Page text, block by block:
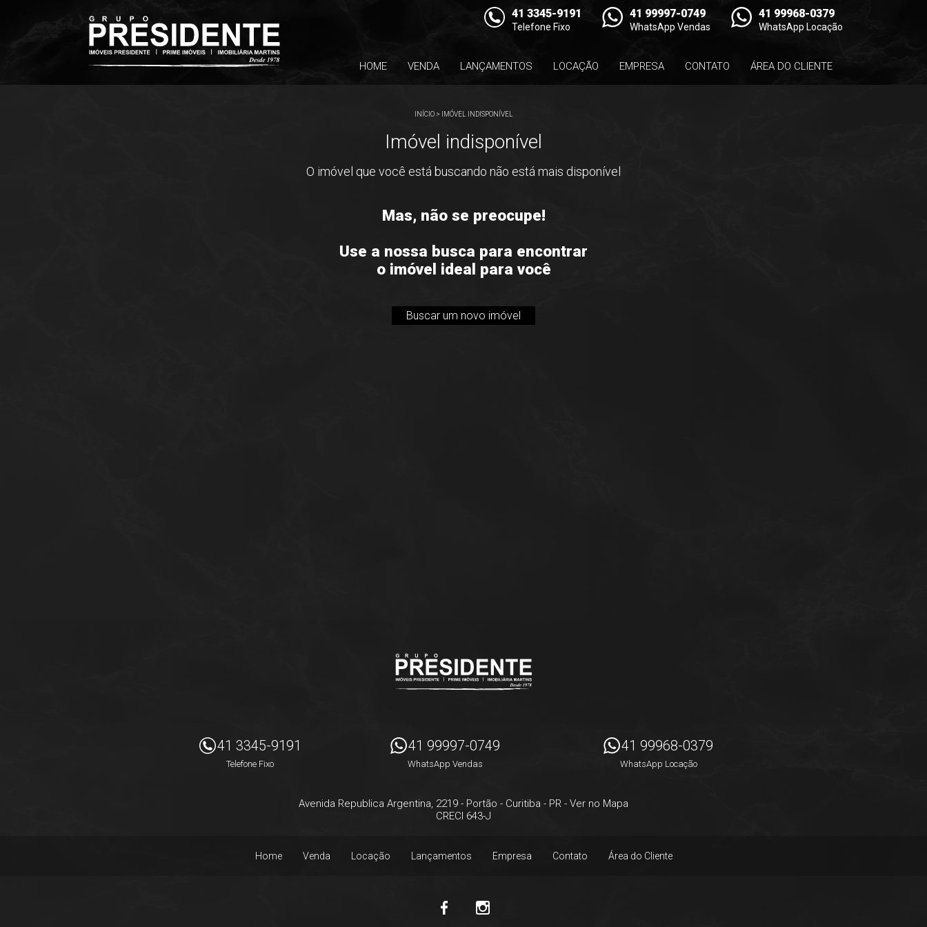
41 3345-9191
Telefone Fixo
41 99997-0749
WhatsApp Vendas
41 99968-0379
WhatsApp Locação
HOME VENDA LANÇAMENTOS LOCAÇÃO EMPRESA CONTATO ÁREA DO CLIENTE
INÍCIO> IMÓVEL INDISPONÍVEL
Imóvel indisponível
O imóvel que você está buscando não está mais disponível
Mas, não se preocupe!
Use a nossa busca para encontrar
o imóvel ideal para você
Buscar um novo imóvel
41 3345-9191
Telefone Fixo
41 99997-0749
WhatsApp Vendas
41 99968-0379
WhatsApp Locação
Avenida Republica Argentina, 2219 - Portão - Curitiba - PR - Ver no Mapa
CRECI 643-J
Home Venda Locação Lançamentos Empresa Contato Área do Cliente